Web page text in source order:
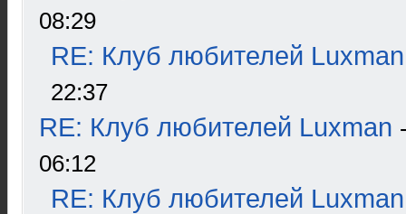
08:29
RE: Клуб любителей Luxman
22:37
RE: Клуб любителей Luxman
06:12
RE: Клуб любителей Luxman